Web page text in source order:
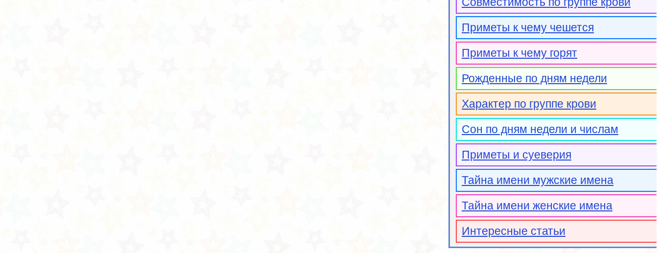
Приметы к чему чешется
Приметы к чему горят
Рожденные по дням недели
Характер по группе крови
Сон по дням недели и числам
Приметы и суеверия
Тайна имени мужские имена
Тайна имени женские имена
Интересные статьи